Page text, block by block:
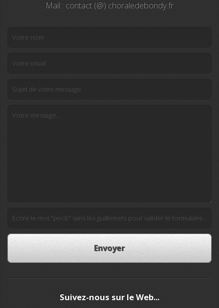
Mail : contact (@) choraledebondy.fr
Suivez-nous sur le Web...